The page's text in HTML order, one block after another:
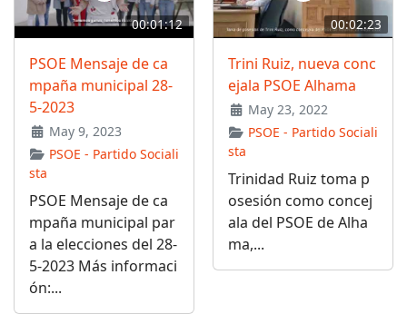
00:01:12
PSOE Mensaje de ca
mpaña municipal 28-
5-2023
May 9, 2023
PSOE - Partido Sociali
sta
PSOE Mensaje de ca
mpaña municipal par
a la elecciones del 28-
5-2023 Más informaci
ón:...
00:02:23
Trini Ruiz, nueva conc
ejala PSOE Alhama
May 23, 2022
PSOE - Partido Sociali
sta
Trinidad Ruiz toma p
osesión como concej
ala del PSOE de Alha
ma,...